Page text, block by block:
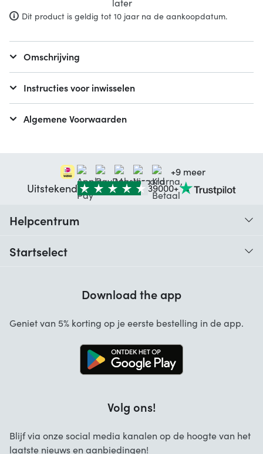
Dit product is geldig tot 10 jaar na de aankoopdatum.
Omschrijving
Instructies voor inwisselen
Algemene Voorwaarden
+9 meer
Uitstekend 39000+
Helpcentrum
Startselect
Startselect App
Zakelijke Oplossingen
Download the app
Geniet van 5% korting op je eerste bestelling in de app.
Volg ons!
Blijf via onze social media kanalen op de hoogte van het
laatste nieuws en aanbiedingen!